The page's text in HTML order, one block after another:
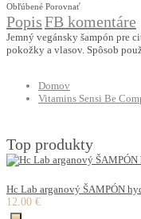
Obľúbené Porovnať
PopisFB komentáre
Jemný vegánsky šampón pre
pokožky a vlasov. Spôsob
Domov
Vitamins Sensi Be
Top produkty
Hc Lab arganový ŠAMPÓN
12.00 €